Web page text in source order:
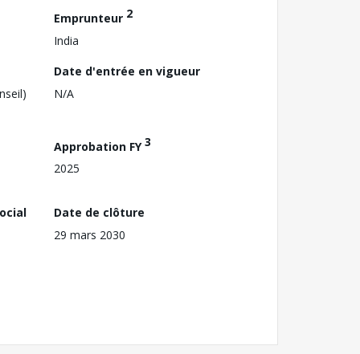
Emprunteur 2
India
Date d'entrée en vigueur
N/A
Approbation FY3
2025
Date de clôture
29 mars 2030